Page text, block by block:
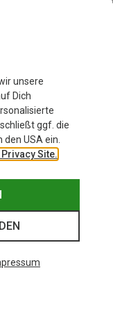
unsere
Dich
ggf. die
USA ein.
Site.